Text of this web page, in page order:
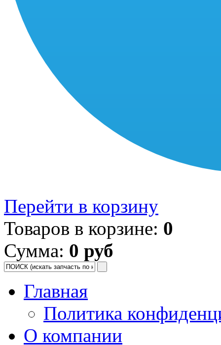
Перейти в корзину
Товаров в корзине: 0
Сумма: 0 руб
Главная
Политика
О компании